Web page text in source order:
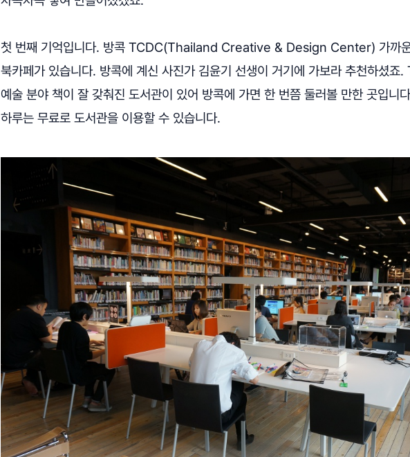
첫 번째 기억입니다. 방콕 TCDC(Thailand Creative & Design Center) 가까
북카페가 있습니다. 방콕에 계신 사진가 김윤기 선생이 거기에 가보라 추천하셨죠
예술 분야 책이 잘 갖춰진 도서관이 있어 방콕에 가면 한 번쯤 둘러볼 만한 곳입니
하루는 무료로 도서관을 이용할 수 있습니다.